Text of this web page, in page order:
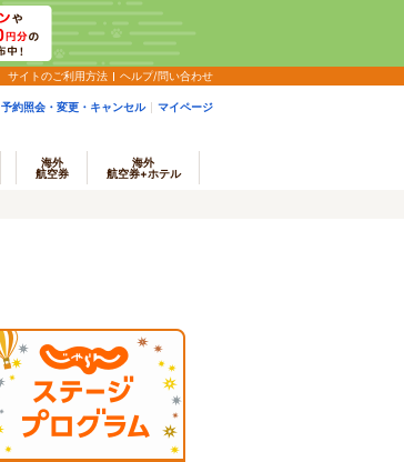
サイトのご利用方法 ヘルプ/問い合わせ
予約照会・変更・キャンセル マイページ
海外
航空券
海外
航空券+ホテル